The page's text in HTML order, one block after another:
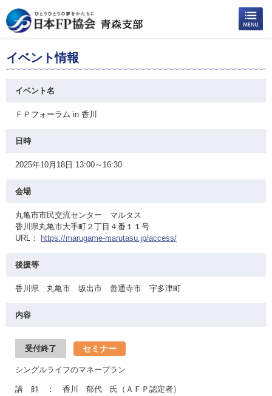
イベント情報
イベント名
ＦＰフォーラム in 香川
日時
2025年10月18日 13:00～16:30
会場
丸亀市市民交流センター マルタス
香川県丸亀市大手町２丁目４番１１号
URL：
https://marugame-marutasu.jp/access/
後援等
香川県 丸亀市 坂出市 善通寺市 宇多津町
内容
受付終了 セミナー
シングルライフのマネープラン
講 師 ： 香川 郁代 氏（ＡＦＰ認定者）